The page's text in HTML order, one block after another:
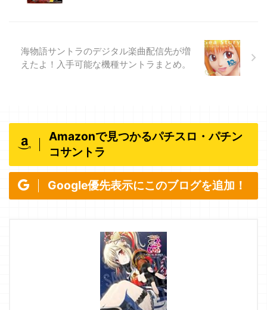
海物語サントラのデジタル楽曲配信先が増
えたよ！入手可能な機種サントラまとめ。
Amazonで見つかるパチスロ・パチン
コサントラ
Google優先表示にこのブログを追加！